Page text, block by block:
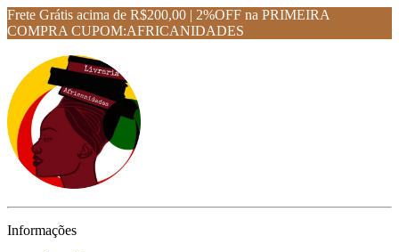
Frete Grátis acima de R$200,00 | 2%OFF na PRIMEIRA
COMPRA CUPOM:AFRICANIDADES
Informações